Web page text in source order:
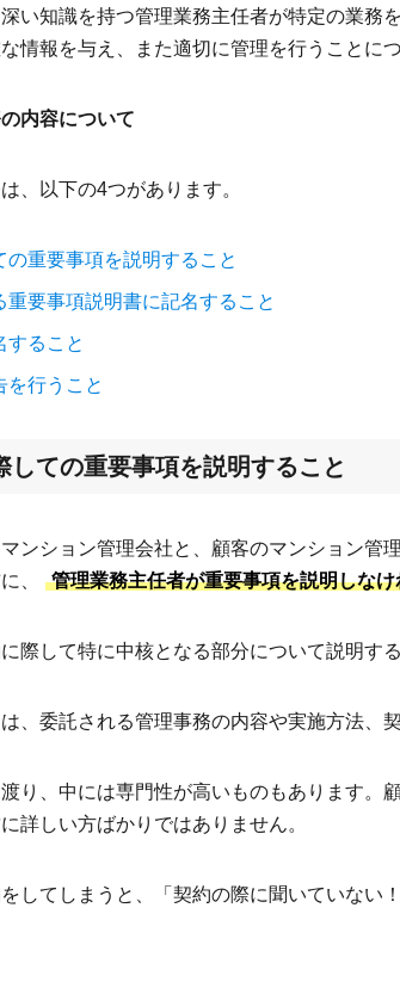
い知識を持つ管理業務主任者が特定の業務
情報を与え、また適切に管理を行うことにつ
内容について
、以下の4つがあります。
重要事項を説明すること
要事項説明書に記名すること
すること
を行うこと
しての重要事項を説明すること
ンション管理会社と、顧客のマンション管
、
管理業務主任者が重要事項を説明しな
際して特に中核となる部分について説明する
、委託される管理事務の内容や実施方法、
り、中には専門性が高いものもあります。
詳しい方ばかりではありません。
してしまうと、「契約の際に聞いていない